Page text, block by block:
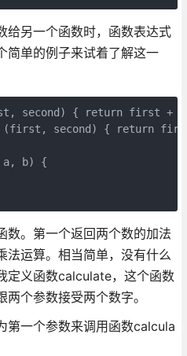
给另一个函数时，函数表达式
简单的例子来试着了解这一
second) { return first +
(first, second) { return
a, b) {
数。第一个返回两个数的加法
法运算。相当简单，没有什么
定义函数calculate，这个函数
个参数接受两个数字。
第一个参数来调用函数calcula